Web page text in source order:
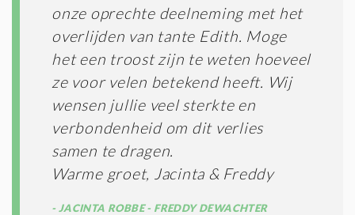
onze oprechte deelneming met het
overlijden van tante Edith. Moge
het een troost zijn te weten hoeveel
ze voor velen betekend heeft. Wij
wensen jullie veel sterkte en
verbondenheid om dit verlies
samen te dragen.
Warme groet, Jacinta & Freddy
JACINTA ROBBE - FREDDY DEWACHTER